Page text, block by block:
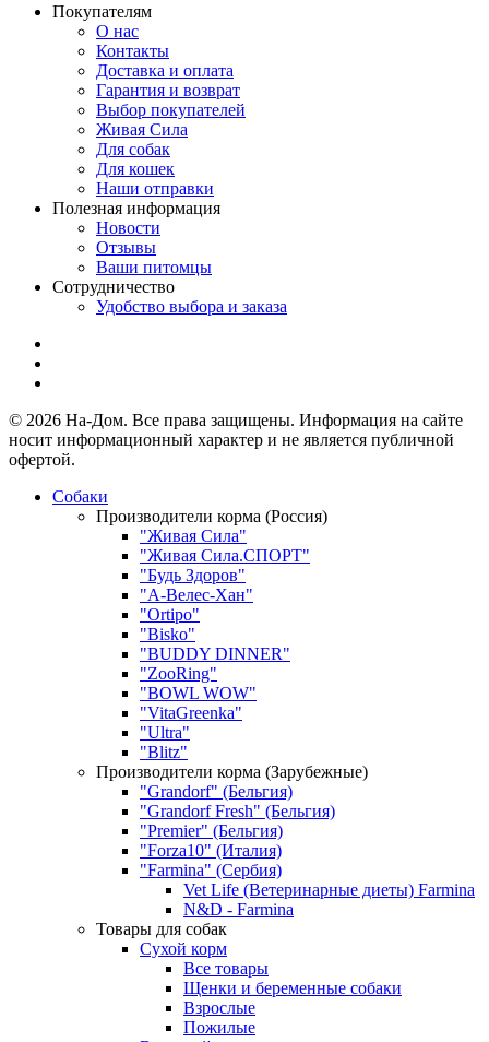
Покупателям
О нас
Контакты
Доставка и оплата
Гарантия и возврат
Выбор покупателей
Живая Сила
Для собак
Для кошек
Наши отправки
Полезная информация
Новости
Отзывы
Ваши питомцы
Сотрудничество
Удобство выбора и заказа
© 2026 На-Дом. Все права защищены. Информация на сайте
носит информационный характер и не является публичной
офертой.
Собаки
Производители корма (Россия)
"Живая Сила"
"Живая Сила.СПОРТ"
"Будь Здоров"
"А-Велес-Хан"
"Ortipo"
"Bisko"
"BUDDY DINNER"
"ZooRing"
"BOWL WOW"
"VitaGreenka"
"Ultra"
"Blitz"
Производители корма (Зарубежные)
"Grandorf" (Бельгия)
"Grandorf Fresh" (Бельгия)
"Premier" (Бельгия)
"Forza10" (Италия)
"Farmina" (Сербия)
Vet Life (Ветеринарные диеты) Farmina
N&D - Farmina
Товары для собак
Сухой корм
Все товары
Щенки и беременные собаки
Взрослые
Пожилые